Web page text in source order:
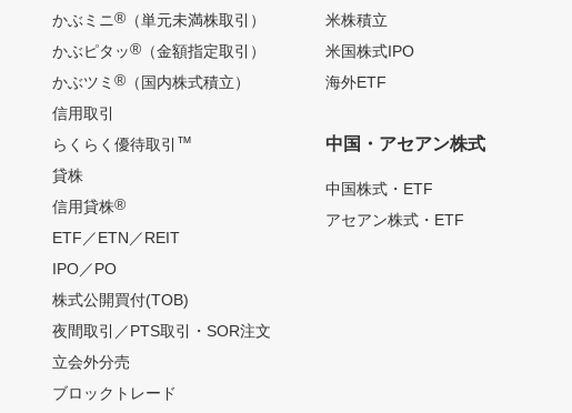
かぶミニ®（単元未満株取引）
かぶピタッ®（金額指定取引）
かぶツミ ®（国内株式積立）
信用取引
らくらく優待取引 ™
貸株
信用貸株®
ETF／ETN／REIT
IPO／PO
株式公開買付(TOB)
夜間取引／PTS取引・SOR注文
立会外分売
ブロックトレード
米株積立
米国株式IPO
海外ETF
中国・アセアン株式
中国株式・ETF
アセアン株式・ETF